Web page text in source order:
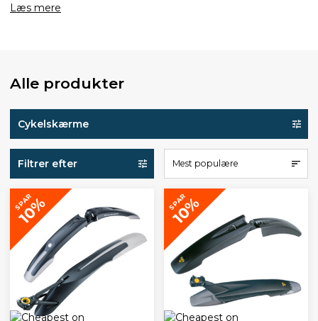
Læs mere
Alle produkter
Cykelskærme
Filtrer efter Mest populære
SPAR
10% SPAR
10%